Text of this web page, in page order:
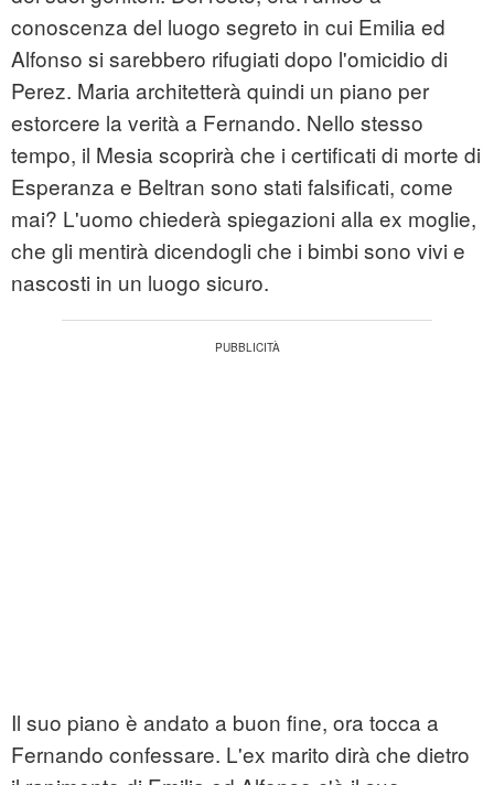
conoscenza del luogo segreto in cui Emilia ed
Alfonso si sarebbero rifugiati dopo l'omicidio di
Perez. Maria architetterà quindi un piano per
estorcere la verità a Fernando. Nello stesso
tempo, il Mesia scoprirà che i certificati di morte di
Esperanza e Beltran sono stati falsificati, come
mai? L'uomo chiederà spiegazioni alla ex moglie,
che gli mentirà dicendogli che i bimbi sono vivi e
nascosti in un luogo sicuro.
Il suo piano è andato a buon fine, ora tocca a
Fernando confessare. L'ex marito dirà che dietro